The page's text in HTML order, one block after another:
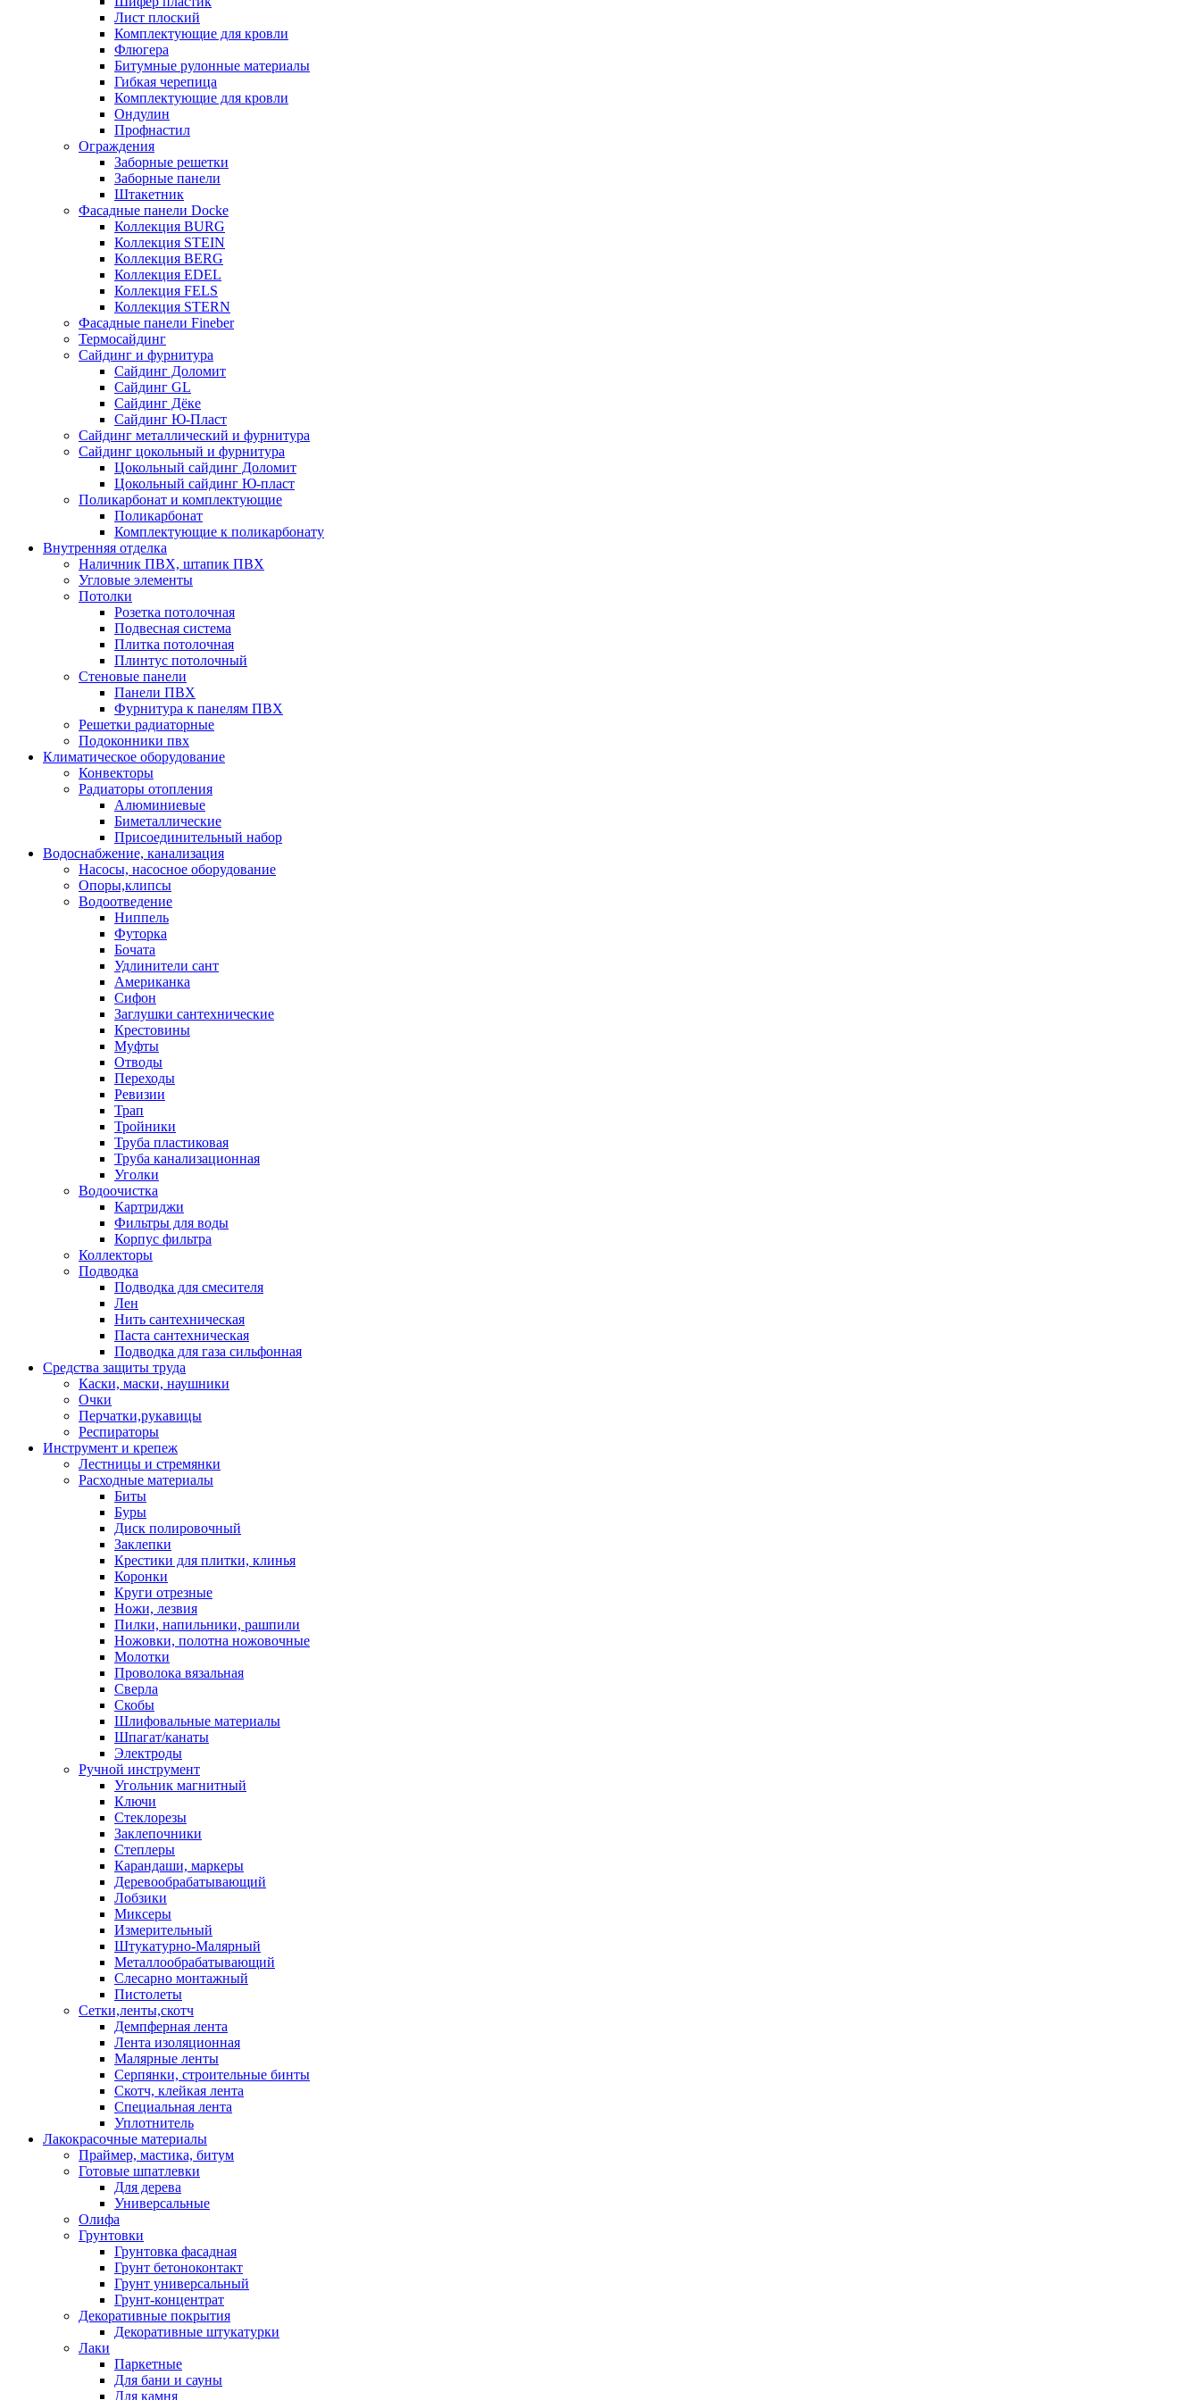
Лист плоский
Комплектующие для кровли
Флюгера
Битумные рулонные материалы
Гибкая черепица
Комплектующие для кровли
Ондулин
Профнастил
Ограждения
Заборные решетки
Заборные панели
Штакетник
Фасадные панели Docke
Коллекция BURG
Коллекция STEIN
Коллекция BERG
Коллекция EDEL
Коллекция FELS
Коллекция STERN
Фасадные панели Fineber
Термосайдинг
Сайдинг и фурнитура
Сайдинг Доломит
Сайдинг GL
Сайдинг Дёке
Сайдинг Ю-Пласт
Сайдинг металлический и фурнитура
Сайдинг цокольный и фурнитура
Цокольный сайдинг Доломит
Цокольный сайдинг Ю-пласт
Поликарбонат и комплектующие
Поликарбонат
Комплектующие к поликарбонату
Внутренняя отделка
Наличник ПВХ, штапик ПВХ
Угловые элементы
Потолки
Розетка потолочная
Подвесная система
Плитка потолочная
Плинтус потолочный
Стеновые панели
Панели ПВХ
Фурнитура к панелям ПВХ
Решетки радиаторные
Подоконники пвх
Климатическое оборудование
Конвекторы
Радиаторы отопления
Алюминиевые
Биметаллические
Присоединительный набор
Водоснабжение, канализация
Насосы, насосное оборудование
Опоры,клипсы
Водоотведение
Ниппель
Футорка
Бочата
Удлинители сант
Американка
Сифон
Заглушки сантехнические
Крестовины
Муфты
Отводы
Переходы
Ревизии
Трап
Тройники
Труба пластиковая
Труба канализационная
Уголки
Водоочистка
Картриджи
Фильтры для воды
Корпус фильтра
Коллекторы
Подводка
Подводка для смесителя
Лен
Нить сантехническая
Паста сантехническая
Подводка для газа сильфонная
Средства защиты труда
Каски, маски, наушники
Очки
Перчатки,рукавицы
Респираторы
Инструмент и крепеж
Лестницы и стремянки
Расходные материалы
Биты
Буры
Диск полировочный
Заклепки
Крестики для плитки, клинья
Коронки
Круги отрезные
Ножи, лезвия
Пилки, напильники, рашпили
Ножовки, полотна ножовочные
Молотки
Проволока вязальная
Сверла
Скобы
Шлифовальные материалы
Шпагат/канаты
Электроды
Ручной инструмент
Угольник магнитный
Ключи
Стеклорезы
Заклепочники
Степлеры
Карандаши, маркеры
Деревообрабатывающий
Лобзики
Миксеры
Измерительный
Штукатурно-Малярный
Металлообрабатывающий
Слесарно монтажный
Пистолеты
Сетки,ленты,скотч
Демпферная лента
Лента изоляционная
Малярные ленты
Серпянки, строительные бинты
Скотч, клейкая лента
Специальная лента
Уплотнитель
Лакокрасочные материалы
Праймер, мастика, битум
Готовые шпатлевки
Для дерева
Универсальные
Олифа
Грунтовки
Грунтовка фасадная
Грунт бетоноконтакт
Грунт универсальный
Грунт-концентрат
Декоративные покрытия
Декоративные штукатурки
Лаки
Паркетные
Для бани и сауны
Для камня